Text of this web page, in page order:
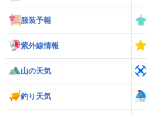
服装予報
紫外線情報
山の天気
釣り天気